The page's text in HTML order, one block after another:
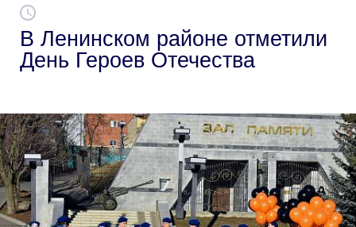
В Ленинском районе отметили
День Героев Отечества